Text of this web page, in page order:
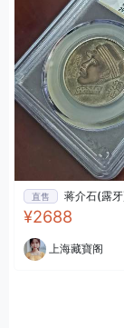
直售 蒋介石(露
¥2688
上海藏寶阁